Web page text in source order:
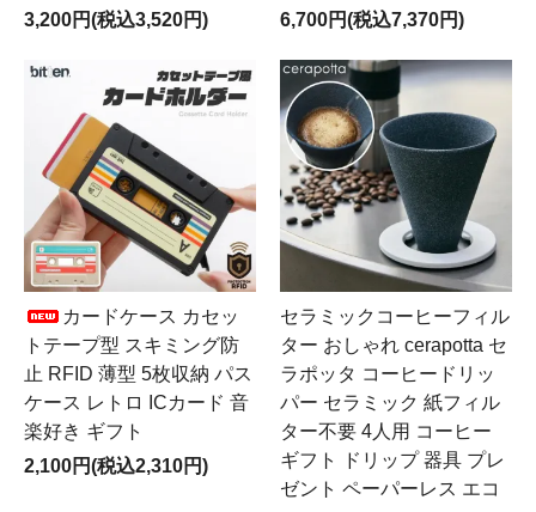
3,200円(税込3,520円)
6,700円(税込7,370円)
カードケース カセッ
トテープ型 スキミング防
止 RFID 薄型 5枚収納 パス
ケース レトロ ICカード 音
楽好き ギフト
2,100円(税込2,310円)
セラミックコーヒーフィル
ター おしゃれ cerapotta セ
ラポッタ コーヒードリッ
パー セラミック 紙フィル
ター不要 4人用 コーヒー
ギフト ドリップ 器具 プレ
ゼント ペーパーレス エコ